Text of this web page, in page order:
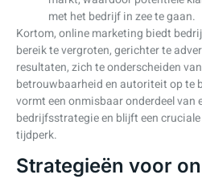
met het bedrijf in zee te gaan.
Kortom, online marketing biedt
bereik te vergroten, gerichter te
resultaten, zich te onderscheiden
betrouwbaarheid en autoriteit op te
vormt een onmisbaar onderdeel van
bedrijfsstrategie en blijft een
tijdperk.
Strategieën voor